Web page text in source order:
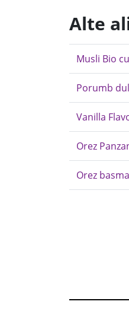
Alte
Musli Bio
Porumb
Vanilla
Orez
Orez